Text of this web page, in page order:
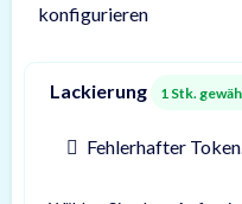
konfigurieren
Lackierung 1 Stk.
Fehlerhafter Token.